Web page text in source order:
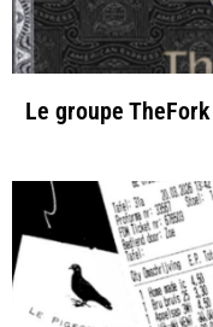
Le groupe